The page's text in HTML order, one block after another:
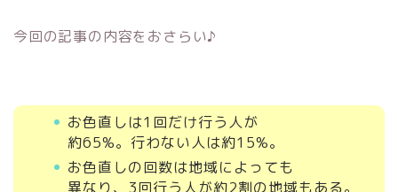
今回の記事の内容をおさらい♪
お色直しは1回だけ行う人が
約65%。行わない人は約15%。
お色直しの回数は地域によっても
異なり、3回行う人が約2割の地域もある。